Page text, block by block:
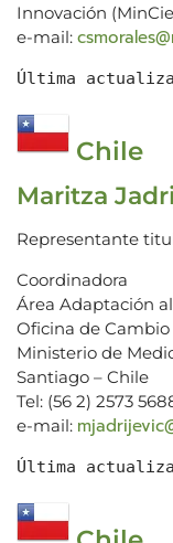
Innovación
e-mail:
Última
Chile
Maritza
Representante
Coordinadora
Área Adaptación
Oficina de
Ministerio de
Santiago – Chile
Tel: (56 2) 2573
e-mail:
Última